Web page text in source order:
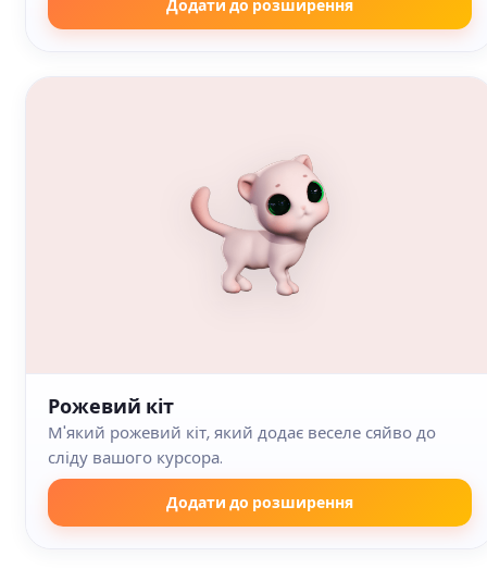
Додати до розширення
Рожевий кіт
М'який рожевий кіт, який додає веселе сяйво до
сліду вашого курсора.
Додати до розширення